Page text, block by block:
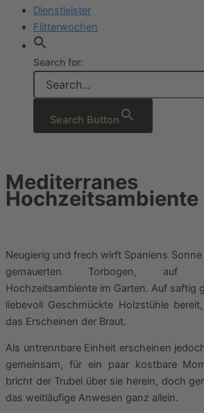
Dienstleister
Flitterwochen
Search for:
Search Button
Mediterranes
Hochzeitsambiente
Neugierig und frech wirft Spaniens
gemauerten Torbogen, auf
Hochzeitsambiente im Garten. Auf saftig
liebevoll Geschmückte Holzstühle
das Erscheinen der Braut.
Als untrennbare Einheit erscheinen
gemeinsam, für ein paar kostbare
bricht der Trubel über sie herein, doch
das weitläufige Anwesen ganz allein.